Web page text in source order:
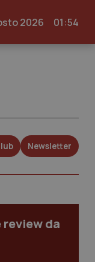
2026 01:54
Newsletter
da